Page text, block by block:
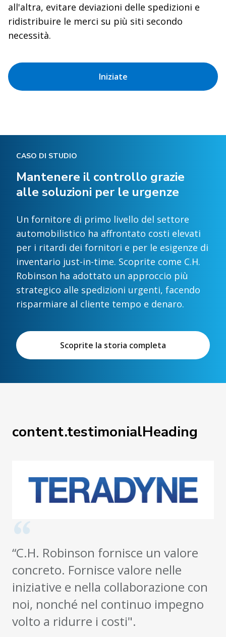
all'altra, evitare deviazioni delle spedizioni e
ridistribuire le merci su più siti secondo
necessità.
Iniziate
CASO DI STUDIO
Mantenere il controllo grazie
alle soluzioni per le urgenze
Un fornitore di primo livello del settore
automobilistico ha affrontato costi elevati
per i ritardi dei fornitori e per le esigenze di
inventario just-in-time. Scoprite come C.H.
Robinson ha adottato un approccio più
strategico alle spedizioni urgenti, facendo
risparmiare al cliente tempo e denaro.
Scoprite la storia completa
content.testimonialHeading
“C.H. Robinson fornisce un valore
concreto. Fornisce valore nelle
iniziative e nella collaborazione con
noi, nonché nel continuo impegno
volto a ridurre i costi".